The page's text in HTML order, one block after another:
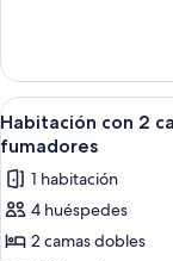
camas
dobles,
no
fumadores
(A)
con
camas
individuales,
camas
dobles,
fumadores
Abrir
todas
las
fotos
de
Habitación
13
Habitación con 2
fumadores
1 habitación
4 huéspedes
2 camas dobles